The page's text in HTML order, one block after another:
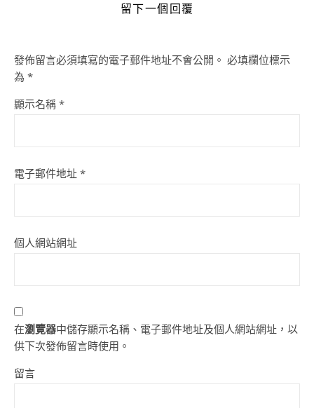
留下一個回覆
發佈留言必須填寫的電子郵件地址不會公開。 必填欄位標示
為 *
顯示名稱 *
電子郵件地址 *
個人網站網址
在瀏覽器中儲存顯示名稱、電子郵件地址及個人網站網址，以
供下次發佈留言時使用。
留言